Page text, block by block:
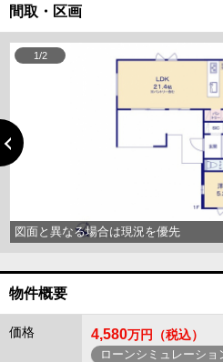
間取・区画
図面と異なる場合は現況を優先
1/2
物件概要
価格 4,580万円（税込）
ローンシミュレーショ